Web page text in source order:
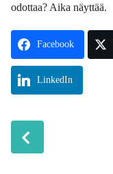
odottaa? Aika näyttää.
Facebook
LinkedIn
P
o